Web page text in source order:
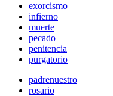
exorcismo
infierno
muerte
pecado
penitencia
purgatorio
padrenuestro
rosario